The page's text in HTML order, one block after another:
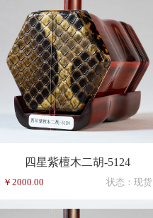
四星紫檀木二胡-5124
￥2000.00 状态：现货